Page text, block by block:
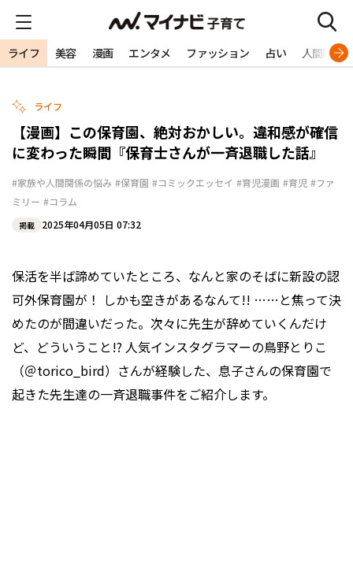
ライフ 美容 漫画 エンタメ ファッション 占い 人間関係
ライフ
【漫画】この保育園、絶対おかしい。違和感が確信
に変わった瞬間『保育士さんが一斉退職した話』
#家族や人間関係の悩み #保育園 #コミックエッセイ #育児漫画 #育児 #ファ
ミリー #コラム
掲載 2025年04月05日 07:32
保活を半ば諦めていたところ、なんと家のそばに新設の認
可外保育園が！ しかも空きがあるなんて!! ……と焦って決
めたのが間違いだった。次々に先生が辞めていくんだけ
ど、どういうこと!? 人気インスタグラマーの鳥野とりこ
（＠torico_bird）さんが経験した、息子さんの保育園で
起きた先生達の一斉退職事件をご紹介します。